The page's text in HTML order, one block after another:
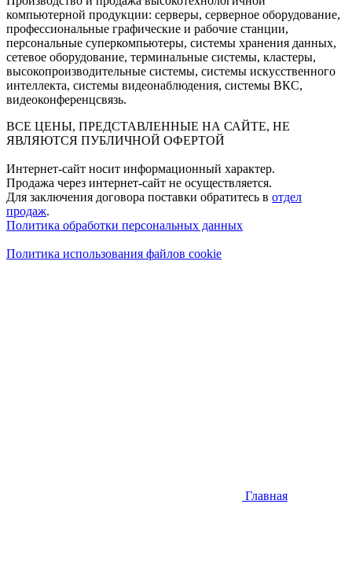
компьютерной продукции: серверы, серверное оборудование,
профессиональные графические и рабочие станции,
персональные суперкомпьютеры, системы хранения данных,
сетевое оборудование, терминальные системы, кластеры,
высокопроизводительные системы, системы искусственного
интеллекта, системы видеонаблюдения, системы ВКС,
видеоконференцсвязь.
ВСЕ ЦЕНЫ, ПРЕДСТАВЛЕННЫЕ НА САЙТЕ, НЕ
ЯВЛЯЮТСЯ ПУБЛИЧНОЙ ОФЕРТОЙ
Интернет-сайт носит информационный характер.
Продажа через интернет-сайт не осуществляется.
Для заключения договора поставки обратитесь в отдел
продаж.
Политика обработки персональных данных
Политика использования файлов cookie
Главная